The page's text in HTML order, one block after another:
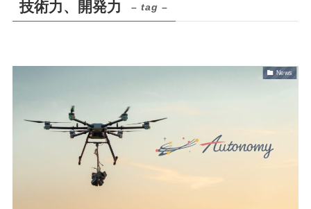
会社案内
社長挨拶
技術力、開発力 – tag –
News